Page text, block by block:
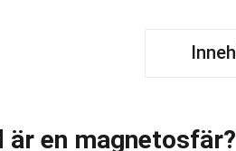
är en magnetosfär?